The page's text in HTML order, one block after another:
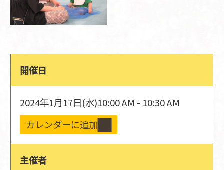
開催日
2024年1月17日(水)10:00 AM - 10:30 AM
カレンダーに追加
主催者